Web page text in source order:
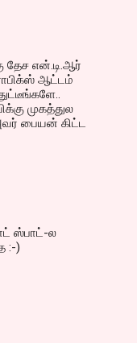
தேச என்.டி.ஆர்
ஆட்டம்
முகத்துல
பையன் கிட்ட
ஸ்பாட்-ல
:-)